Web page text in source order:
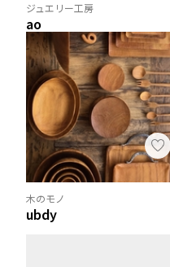
ジュエリー工房
ao
木のモノ
ubdy